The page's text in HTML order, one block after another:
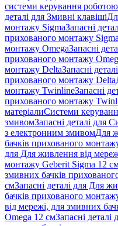
системи керування роботою
деталі для Змивні клавіші
монтажу SigmaЗапасні
прихованого монтажу Sigma
монтажу OmegaЗапасні
прихованого монтажу
монтажу DeltaЗапасні
прихованого монтажу Delta
монтажу TwinlineЗапасні
прихованого монтажу
матеріалиСистеми
змивомЗапасні деталі для
з електронним змивомДля
бачків прихованого
для Для живлення від
монтажу Geberit Sigma 12
змивних бачків
смЗапасні деталі для Для
бачків прихованого
від мережі, для змивних
Omega 12 смЗапасні